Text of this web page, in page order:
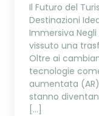
Il Futuro del
Destinazioni
Immersiva
vissuto una
Oltre ai
tecnologie
aumentata
stanno
[…]